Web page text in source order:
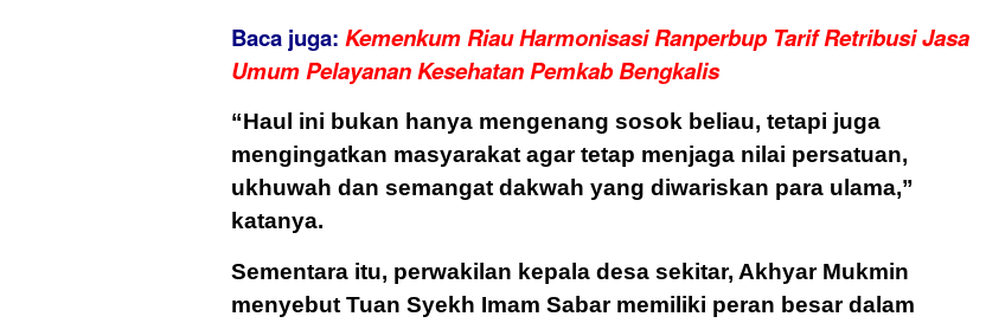
Baca juga: Kemenkum Riau Harmonisasi Ranperbup Tarif Retribusi Jasa
Umum Pelayanan Kesehatan Pemkab Bengkalis
“Haul ini bukan hanya mengenang sosok beliau, tetapi juga
mengingatkan masyarakat agar tetap menjaga nilai persatuan,
ukhuwah dan semangat dakwah yang diwariskan para ulama,”
katanya.
Sementara itu, perwakilan kepala desa sekitar, Akhyar Mukmin
menyebut Tuan Syekh Imam Sabar memiliki peran besar dalam